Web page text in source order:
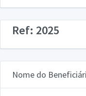
Ref: 2025
Nome do